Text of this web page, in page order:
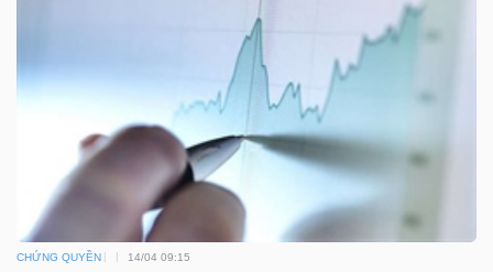
CHỨNG QUYỀN 14/04 09:15
(-)
viết
của
tác